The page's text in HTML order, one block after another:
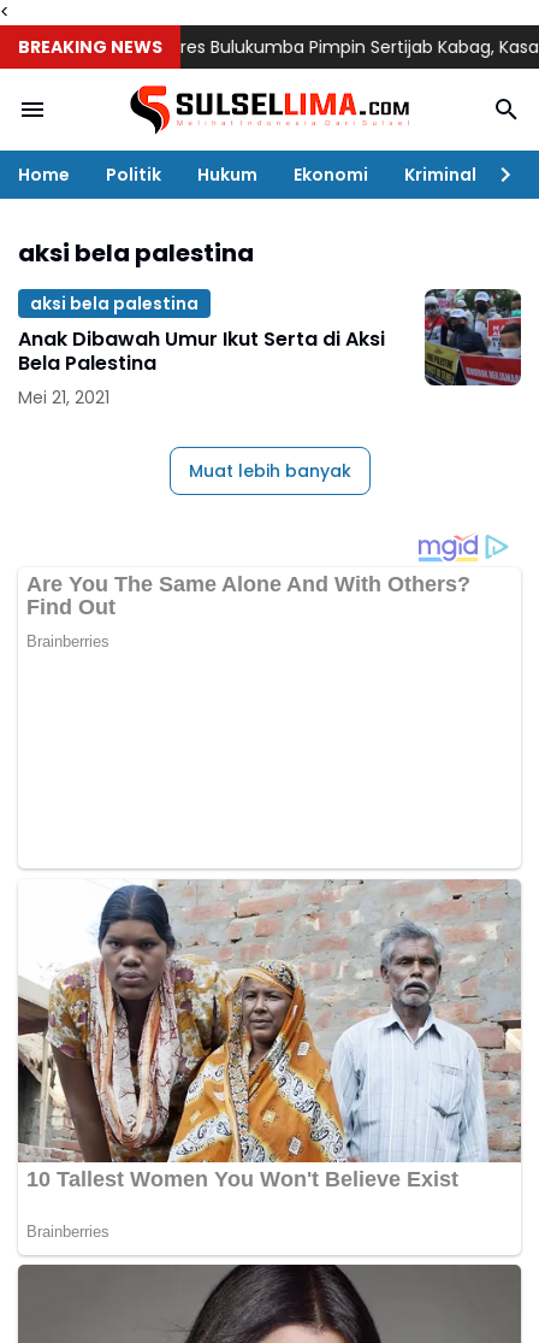
<
BREAKING NEWSKapolres Bulukumba Pimpin Sertijab Kabag, Kasat,
Home Politik Hukum Ekonomi Kriminal
aksi bela palestina
aksi bela palestina
Anak Dibawah Umur Ikut Serta di Aksi
Bela Palestina
Mei 21, 2021
Muat lebih banyak